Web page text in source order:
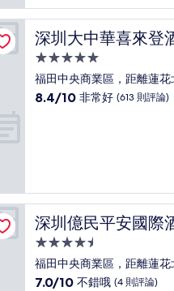
常
好，
(651
則
評
論)
深圳大中華喜來登
深圳大中華喜來登酒店
5.0
星
級
福田中央商業區，距離蓮花
8.4
常
好，
(613
則
評
論)
8.4/10 非常好 (613 則評論)
深圳億民平安國際
深圳億民平安國際酒店
4.5
星
級
福田中央商業區，距離蓮花
7.0
7.0/10 不錯哦 (4 則評論)